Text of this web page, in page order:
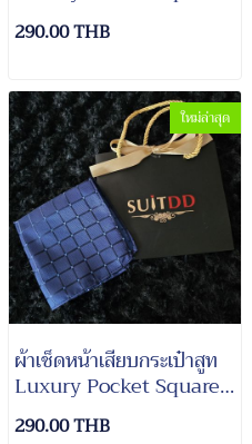
Suit#5
290.00 THB
ใหม่ล่าสุด
ผ้าเช็ดหน้าเสียบกระเป๋าสูท
Luxury Pocket Square
Suit#2
290.00 THB